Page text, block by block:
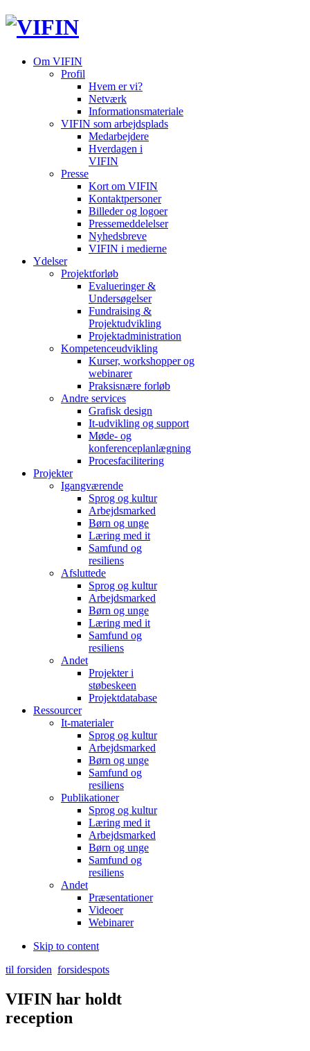
Om VIFIN
Profil
Hvem er vi?
Netværk
Informationsmateriale
VIFIN som arbejdsplads
Medarbejdere
Hverdagen i
VIFIN
Presse
Kort om VIFIN
Kontaktpersoner
Billeder og logoer
Pressemeddelelser
Nyhedsbreve
VIFIN i medierne
Ydelser
Projektforløb
Evalueringer &
Undersøgelser
Fundraising &
Projektudvikling
Projektadministration
Kompetenceudvikling
Kurser, workshopper og
webinarer
Praksisnære forløb
Andre services
Grafisk design
It-udvikling og support
Møde- og
konferenceplanlægning
Procesfacilitering
Projekter
Igangværende
Sprog og kultur
Arbejdsmarked
Børn og unge
Læring med it
Samfund og
resiliens
Afsluttede
Sprog og kultur
Arbejdsmarked
Børn og unge
Læring med it
Samfund og
resiliens
Andet
Projekter i
støbeskeen
Projektdatabase
Ressourcer
It-materialer
Sprog og kultur
Arbejdsmarked
Børn og unge
Samfund og
resiliens
Publikationer
Sprog og kultur
Læring med it
Arbejdsmarked
Børn og unge
Samfund og
resiliens
Andet
Præsentationer
Videoer
Webinarer
Skip to content
til forsiden forsidespots
VIFIN har holdt
reception